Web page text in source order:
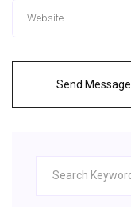
Send Message